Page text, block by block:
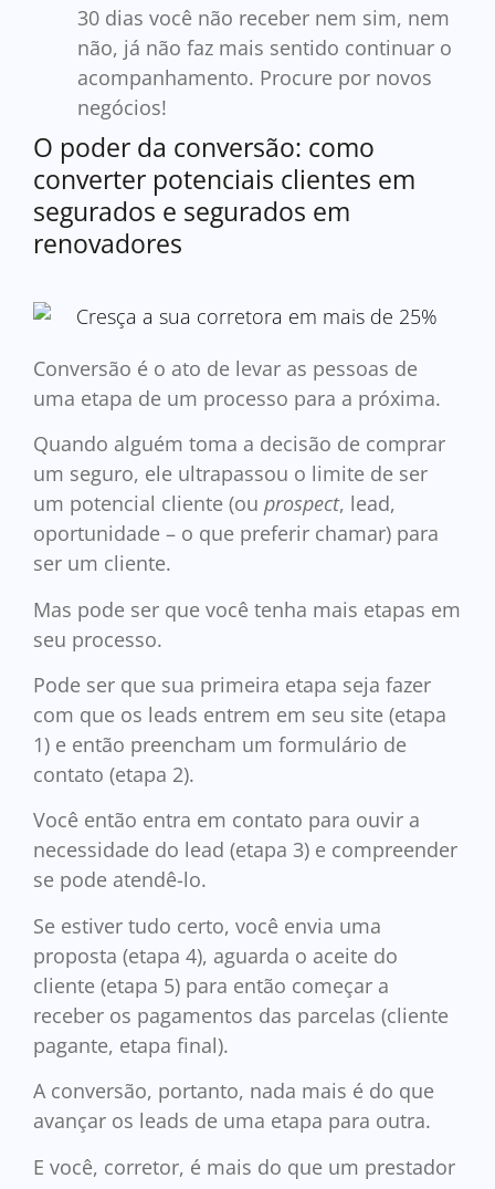
30 dias você não receber nem sim, nem
não, já não faz mais sentido continuar o
acompanhamento. Procure por novos
negócios!
O poder da conversão: como
converter potenciais clientes em
segurados e segurados em
renovadores
Conversão é o ato de levar as pessoas de
uma etapa de um processo para a próxima.
Quando alguém toma a decisão de comprar
um seguro, ele ultrapassou o limite de ser
um potencial cliente (ou prospect, lead,
oportunidade – o que preferir chamar) para
ser um cliente.
Mas pode ser que você tenha mais etapas em
seu processo.
Pode ser que sua primeira etapa seja fazer
com que os leads entrem em seu site (etapa
1) e então preencham um formulário de
contato (etapa 2).
Você então entra em contato para ouvir a
necessidade do lead (etapa 3) e compreender
se pode atendê-lo.
Se estiver tudo certo, você envia uma
proposta (etapa 4), aguarda o aceite do
cliente (etapa 5) para então começar a
receber os pagamentos das parcelas (cliente
pagante, etapa final).
A conversão, portanto, nada mais é do que
avançar os leads de uma etapa para outra.
E você, corretor, é mais do que um prestador